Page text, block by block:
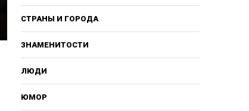
СТРАНЫ И ГОРОДА
ЗНАМЕНИТОСТИ
ЛЮДИ
ЮМОР